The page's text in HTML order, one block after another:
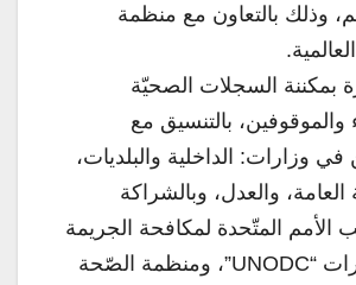
وذلك بالتعاون مع منظمة
بمكننة السجلات الصحيّة
والموقوفين، بالتنسيق مع
في وزارات: الداخلية والبلديات،
والعدل، وبالشراكة
الأمم المتّحدة لمكافحة الجريمة
“
UNODC”، ومنظمة الصّحة